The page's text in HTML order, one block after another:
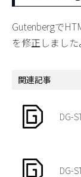
Gutenbergで
を修正しました
関連記事
DG-
DG-